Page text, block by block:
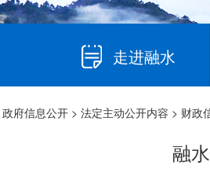
走进融水
政府信息公开 > 法定主动公开内容 > 财政
融